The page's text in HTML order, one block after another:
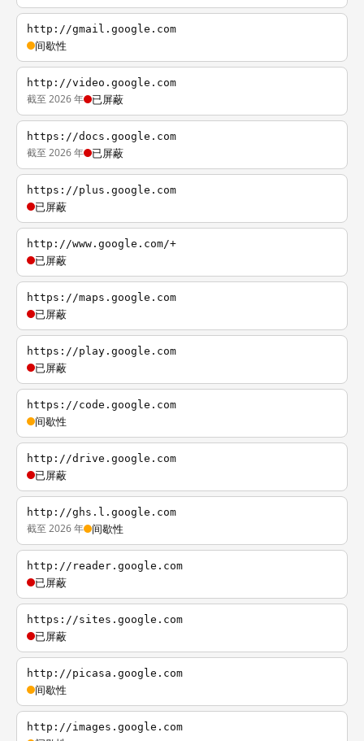
http://gmail.google.com
间歇性
http://video.google.com
截至 2026 年 已屏蔽
https://docs.google.com
截至 2026 年 已屏蔽
https://plus.google.com
已屏蔽
http://www.google.com/+
已屏蔽
https://maps.google.com
已屏蔽
https://play.google.com
已屏蔽
https://code.google.com
间歇性
http://drive.google.com
已屏蔽
http://ghs.l.google.com
截至 2026 年 间歇性
http://reader.google.com
已屏蔽
https://sites.google.com
已屏蔽
http://picasa.google.com
间歇性
http://images.google.com